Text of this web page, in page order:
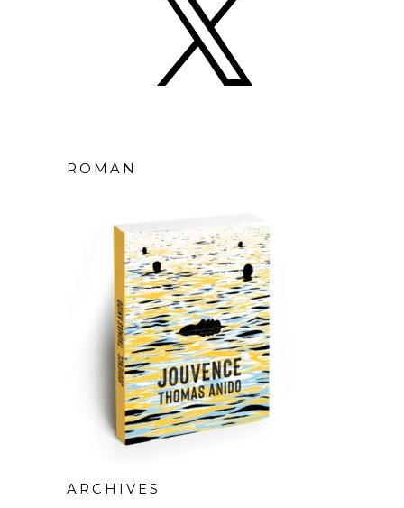
ROMAN
ARCHIVES